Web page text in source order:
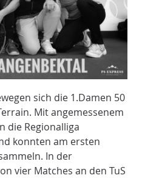
sich die 1.Damen 50
Mit angemessenem
die Regionalliga
konnten am ersten
In der
vier Matches an den TuS